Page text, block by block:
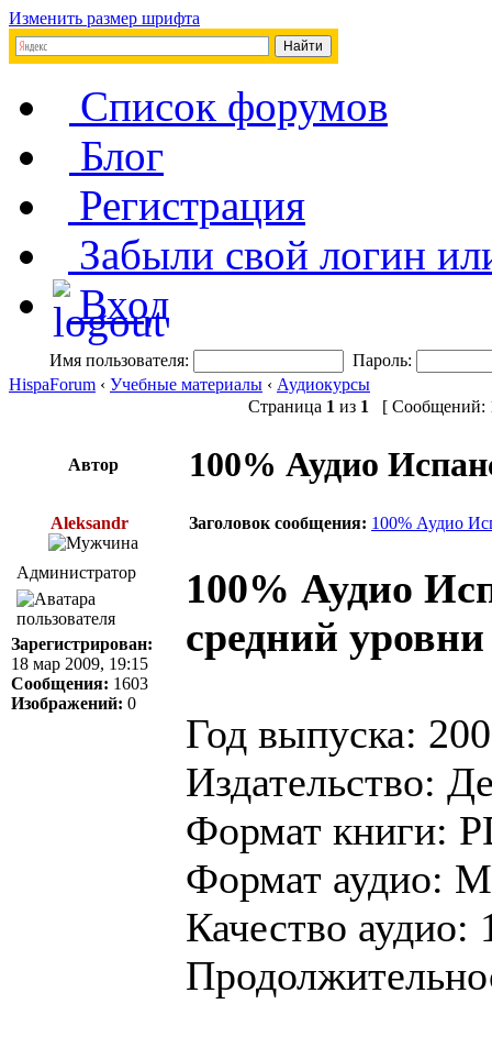
Изменить размер шрифта
Список форумов
Блог
Регистрация
Забыли свой логин
Вход
Имя пользователя:
Пароль:
HispaForum ‹ Учебные материалы ‹ Аудиокурсы
Страница 1 из 1 [ Сообщений:
Автор 100% Аудио
Aleksandr Заголовок сообщения: 100% Аудио
Администратор
Зарегистрирован:
18 мар 2009, 19:15
Сообщения: 1603
Изображений: 0
100% Аудио
средний уровни
Год выпуска:
Издательство:
Формат книги:
Формат аудио:
Качество аудио: